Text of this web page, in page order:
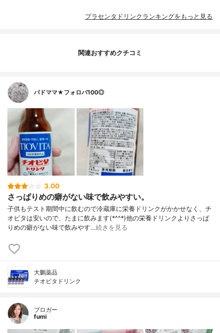
プラセンタドリンクランキングをもっと見る
関連おすすめクチコミ
バドママ★フォロバ100◎
3.00
さっぱりめの癖がない味で飲みやすい。
子供もテスト期間中に飲むので冷蔵庫に栄養ドリンクがかかせなく、チ
オビタは安いので、たまに飲みます(*^^*)他の栄養ドリンクよりさっぱ
りめの癖がない味で飲みやす…続きを見る
大鵬薬品
チオビタドリンク
ブロガー
fumi